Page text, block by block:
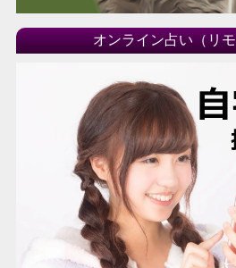
オンライン占い（リモ